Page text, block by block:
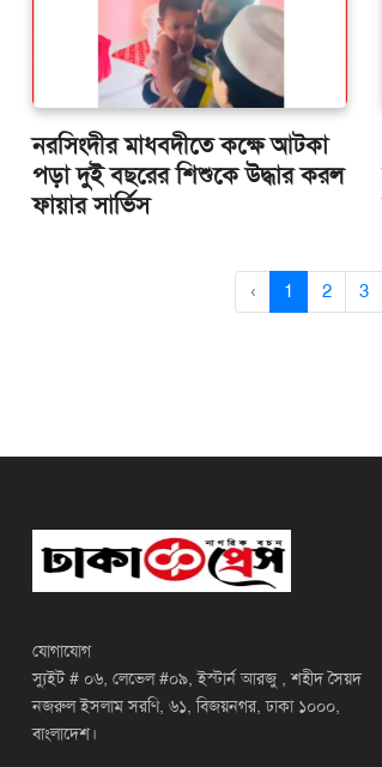
নরসিংদীর মাধবদীতে কক্ষে আটকা
পড়া দুই বছরের শিশুকে উদ্ধার করল
ফায়ার সার্ভিস
‹ 1 2 3
যোগাযোগ
স্যুইট # ০৬, লেভেল #০৯, ইস্টার্ন আরজু , শহীদ সৈয়দ
নজরুল ইসলাম সরণি, ৬১, বিজয়নগর, ঢাকা ১০০০,
বাংলাদেশ।